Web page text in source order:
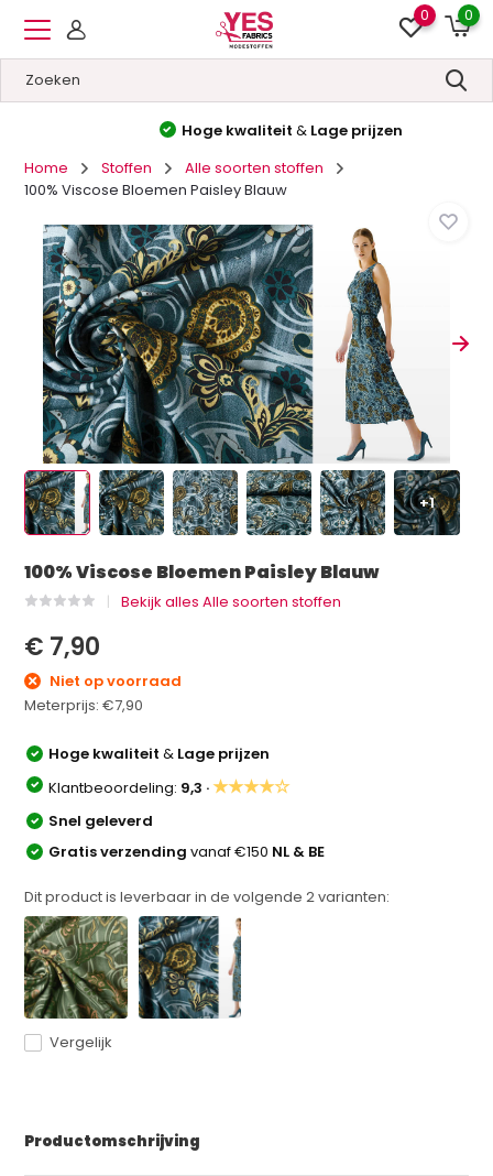
0 0
Hoge kwaliteit&Lage prijzen
Home
Stoffen
Alle soorten stoffen
100% Viscose Bloemen Paisley Blauw
+1
100% Viscose Bloemen Paisley Blauw
Bekijk alles Alle soorten stoffen
€ 7,90
Niet op voorraad
Meterprijs:€7,90
Hoge kwaliteit& Lage prijzen
Klantbeoordeling: 9,3 ·★★★★☆
Snel geleverd
Gratis verzendingvanaf €150 NL & BE
Dit product is leverbaar in de volgende2varianten:
Vergelijk
Productomschrijving